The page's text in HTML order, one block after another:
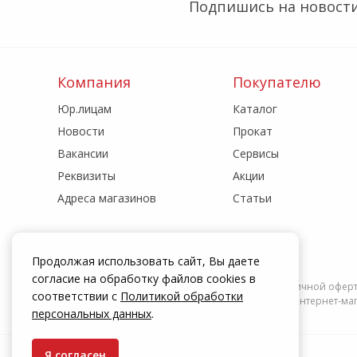
Подпишись на
Компания
Юр.лицам
Новости
Вакансии
Реквизиты
Адреса магазинов
Покупателю
Каталог
Прокат
Сервисы
Акции
Статьи
Информация на сайте zakrepi.ru не является публичной
действуют только при оформлении заказа через интернет-
Продолжая использовать сайт, Вы даете
согласие на обработку файлов cookies в
соответствии с Политикой обработки
персональных данных.